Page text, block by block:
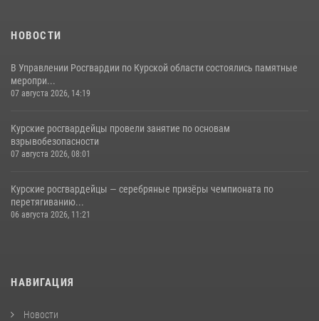
НОВОСТИ
В Управлении Росгвардии по Курской области состоялись памятные
меропри...
07 августа 2026, 14:19
Курские росгвардейцы провели занятие по основам
взрывобезопасности
07 августа 2026, 08:01
Курские росгвардейцы — серебряные призёры чемпионата по
перетягиванию...
06 августа 2026, 11:21
НАВИГАЦИЯ
Новости